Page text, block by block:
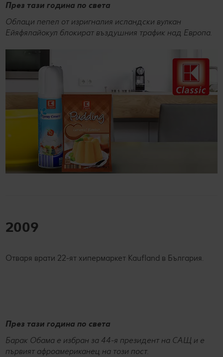
През тази година по света
Облаци пепел от изригналия исландски вулкан
Ейяфялайокул блокират въздушния трафик над Европа.
2009
Отваря врати 22-ят хипермаркет Kaufland в България.
През тази година по света
Барак Обама е избран за 44-я президент на САЩ и е
първият афроамериканец на този пост.